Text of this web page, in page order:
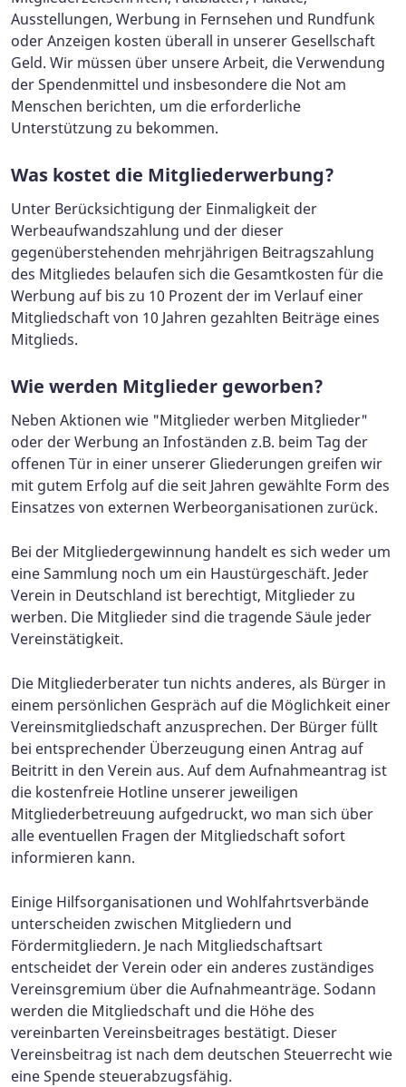
Ausstellungen, Werbung in Fernsehen und Rundfunk
oder Anzeigen kosten überall in unserer Gesellschaft
Geld. Wir müssen über unsere Arbeit, die Verwendung
der Spendenmittel und insbesondere die Not am
Menschen berichten, um die erforderliche
Unterstützung zu bekommen.
Was kostet die Mitgliederwerbung?
Unter Berücksichtigung der Einmaligkeit der
Werbeaufwandszahlung und der dieser
gegenüberstehenden mehrjährigen Beitragszahlung
des Mitgliedes belaufen sich die Gesamtkosten für die
Werbung auf bis zu 10 Prozent der im Verlauf einer
Mitgliedschaft von 10 Jahren gezahlten Beiträge eines
Mitglieds.
Wie werden Mitglieder geworben?
Neben Aktionen wie "Mitglieder werben Mitglieder"
oder der Werbung an Infoständen z.B. beim Tag der
offenen Tür in einer unserer Gliederungen greifen wir
mit gutem Erfolg auf die seit Jahren gewählte Form des
Einsatzes von externen Werbeorganisationen zurück.
Bei der Mitgliedergewinnung handelt es sich weder um
eine Sammlung noch um ein Haustürgeschäft. Jeder
Verein in Deutschland ist berechtigt, Mitglieder zu
werben. Die Mitglieder sind die tragende Säule jeder
Vereinstätigkeit.
Die Mitgliederberater tun nichts anderes, als Bürger in
einem persönlichen Gespräch auf die Möglichkeit einer
Vereinsmitgliedschaft anzusprechen. Der Bürger füllt
bei entsprechender Überzeugung einen Antrag auf
Beitritt in den Verein aus. Auf dem Aufnahmeantrag ist
die kostenfreie Hotline unserer jeweiligen
Mitgliederbetreuung aufgedruckt, wo man sich über
alle eventuellen Fragen der Mitgliedschaft sofort
informieren kann.
Einige Hilfsorganisationen und Wohlfahrtsverbände
unterscheiden zwischen Mitgliedern und
Fördermitgliedern. Je nach Mitgliedschaftsart
entscheidet der Verein oder ein anderes zuständiges
Vereinsgremium über die Aufnahmeanträge. Sodann
werden die Mitgliedschaft und die Höhe des
vereinbarten Vereinsbeitrages bestätigt. Dieser
Vereinsbeitrag ist nach dem deutschen Steuerrecht wie
eine Spende steuerabzugsfähig.